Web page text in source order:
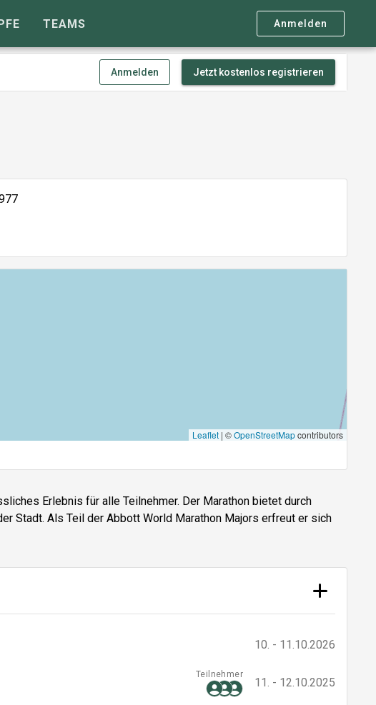
TEAMS Anmelden
Anmelden Jetzt kostenlos registrieren
Leaflet | ©OpenStreetMapcontributors
Erlebnis für alle Teilnehmer. Der Marathon bietet durch
Stadt. Als Teil der Abbott World Marathon Majors erfreut er sich
10. - 11.10.2026
Teilnehmer
11. - 12.10.2025